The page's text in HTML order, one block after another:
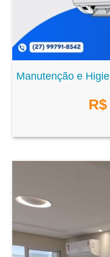
Manutenção e
R$